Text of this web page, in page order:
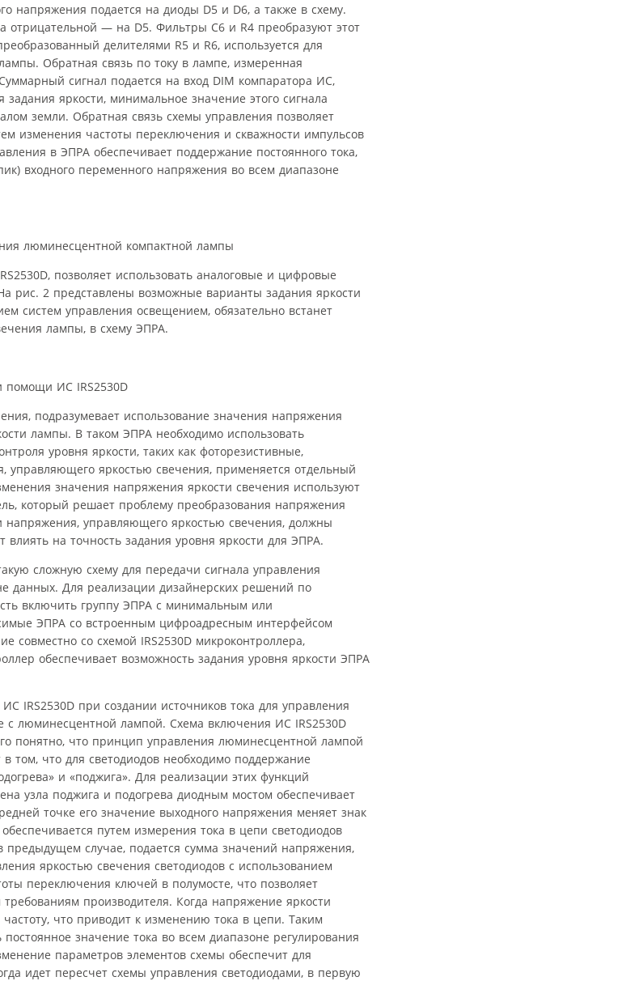
напряжения подается на диоды D5 и D6, а также в схему.
отрицательной — на D5. Фильтры С6 и R4 преобразуют этот
делителями R5 и R6, используется для
Обратная связь по току в лампе, измеренная
сигнал подается на вход DIM компаратора ИС,
яркости, минимальное значение этого сигнала
земли. Обратная связь схемы управления позволяет
изменения частоты переключения и скважности импульсов
в ЭПРА обеспечивает поддержание постоянного тока,
входного переменного напряжения во всем диапазоне
люминесцентной компактной лампы
позволяет использовать аналоговые и цифровые
рис. 2 представлены возможные варианты задания яркости
систем управления освещением, обязательно встанет
лампы, в схему ЭПРА.
помощи ИС IRS2530D
подразумевает использование значения напряжения
лампы. В таком ЭПРА необходимо использовать
уровня яркости, таких как фоторезистивные,
яркостью свечения, применяется отдельный
значения напряжения яркости свечения используют
который решает проблему преобразования напряжения
управляющего яркостью свечения, должны
на точность задания уровня яркости для ЭПРА.
сложную схему для передачи сигнала управления
данных. Для реализации дизайнерских решений по
включить группу ЭПРА с минимальным или
ЭПРА со встроенным цифроадресным интерфейсом
совместно со схемой IRS2530D микроконтроллера,
обеспечивает возможность задания уровня яркости ЭПРА
IRS2530D при создании источников тока для управления
с люминесцентной лампой. Схема включения ИС IRS2530D
понятно, что принцип управления люминесцентной лампой
том, что для светодиодов необходимо поддержание
и «поджига». Для реализации этих функций
узла поджига и подогрева диодным мостом обеспечивает
точке его значение выходного напряжения меняет знак
путем измерения тока в цепи светодиодов
случае, подается сумма значений напряжения,
яркостью свечения светодиодов с использованием
переключения ключей в полумосте, что позволяет
производителя. Когда напряжение яркости
что приводит к изменению тока в цепи. Таким
значение тока во всем диапазоне регулирования
параметров элементов схемы обеспечит для
идет пересчет схемы управления светодиодами, в первую